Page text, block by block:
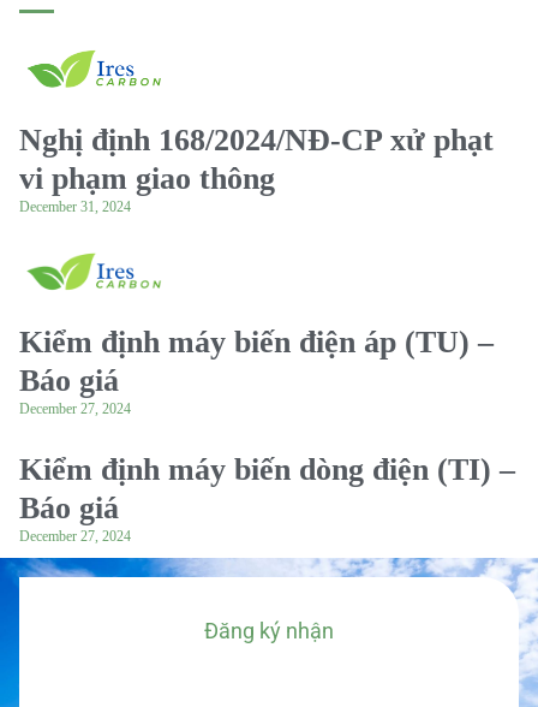
Nghị định 168/2024/NĐ-CP xử phạt
vi phạm giao thông
December 31, 2024
Kiểm định máy biến điện áp (TU) –
Báo giá
December 27, 2024
Kiểm định máy biến dòng điện (TI) –
Báo giá
December 27, 2024
Đăng ký nhận